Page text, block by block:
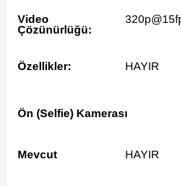
Video
Çözünürlüğü:
Özellikler: HAYIR
Ön (Selfie) Kamerası
Mevcut HAYIR